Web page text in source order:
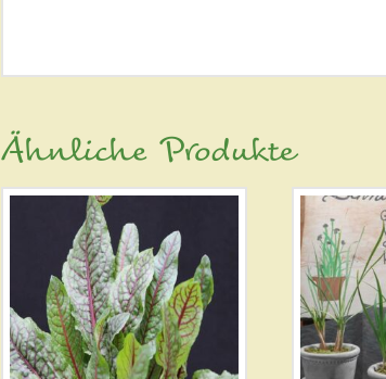
Ähnliche Produkte